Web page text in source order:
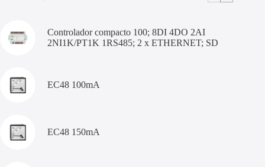
Controlador compacto 100; 8DI 4DO 2AI
2NI1K/PT1K 1RS485; 2 x ETHERNET; SD
EC48 100mA
EC48 150mA